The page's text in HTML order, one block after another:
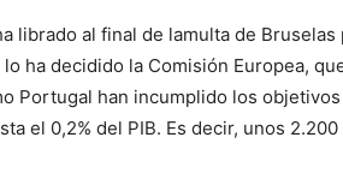
librado al final de lamulta de
ha decidido la Comisión Europea,
Portugal han incumplido los
el 0,2% del PIB. Es decir, unos